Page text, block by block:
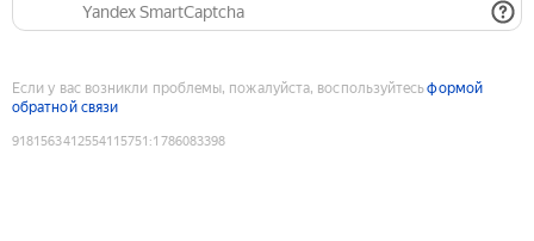
Yandex SmartCaptcha
Если у вас возникли проблемы, пожалуйста, воспользуйтесьформой
обратной связи
9181563412554115751 :1786083398